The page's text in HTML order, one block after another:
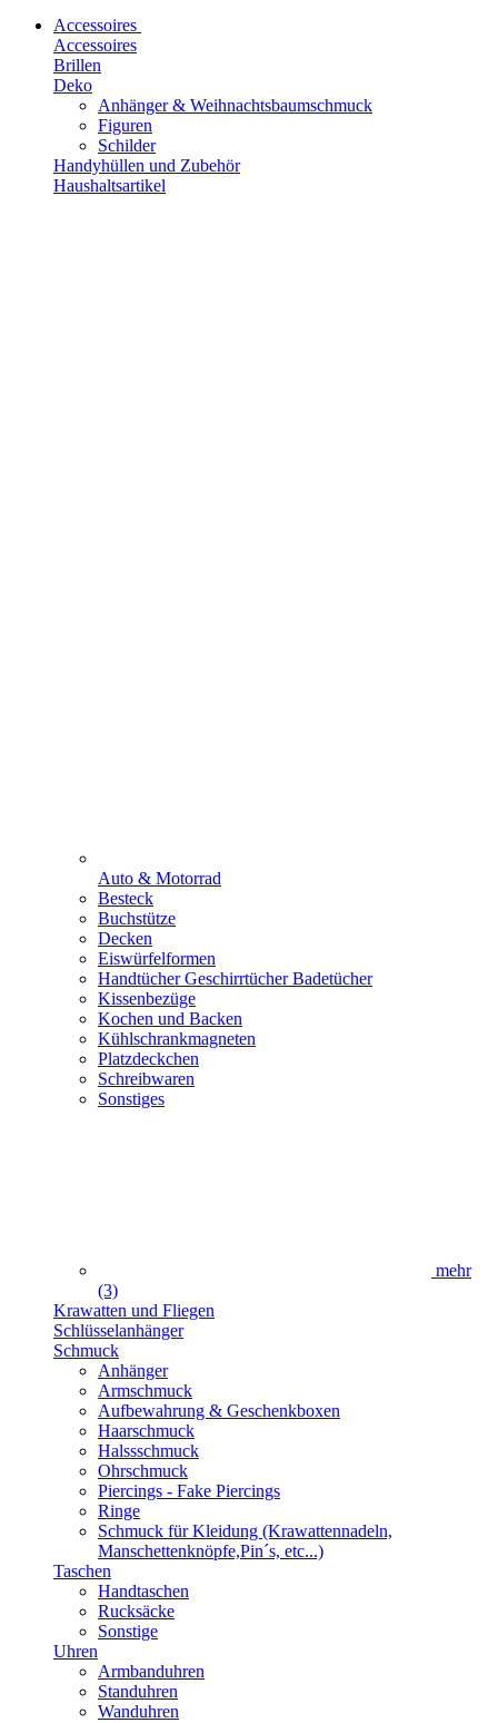
Accessoires
Accessoires
Brillen
Deko
Anhänger & Weihnachtsbaumschmuck
Figuren
Schilder
Handyhüllen und Zubehör
Haushaltsartikel
Auto & Motorrad
Besteck
Buchstütze
Decken
Eiswürfelformen
Handtücher Geschirrtücher Badetücher
Kissenbezüge
Kochen und Backen
Kühlschrankmagneten
Platzdeckchen
Schreibwaren
Sonstiges
mehr
(3)
Krawatten und Fliegen
Schlüsselanhänger
Schmuck
Anhänger
Armschmuck
Aufbewahrung & Geschenkboxen
Haarschmuck
Halssschmuck
Ohrschmuck
Piercings - Fake Piercings
Ringe
Schmuck für Kleidung (Krawattennadeln,
Manschettenknöpfe,Pin´s, etc...)
Taschen
Handtaschen
Rucksäcke
Sonstige
Uhren
Armbanduhren
Standuhren
Wanduhren